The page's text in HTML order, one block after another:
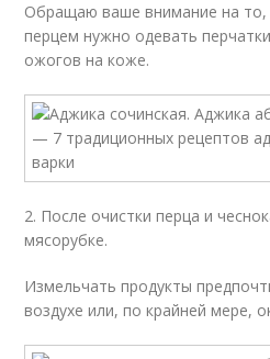
Обращаю ваше внимание на то,
перцем нужно одевать
ожогов на коже.
2. После очистки перца и
мясорубке.
Измельчать продукты
воздухе или, по крайней мере,